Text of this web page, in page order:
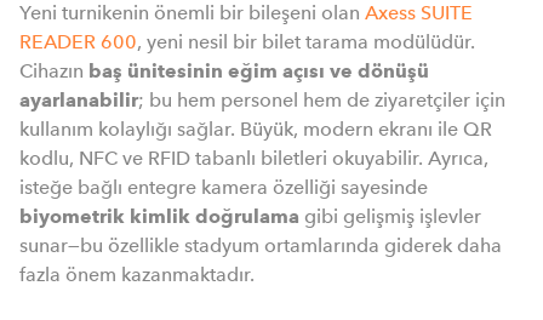
Yeni turnikenin önemli bir bileşeni olan Axess SUITE
READER 600, yeni nesil bir bilet tarama modülüdür.
Cihazın baş ünitesinin eğim açısı ve dönüşü
ayarlanabilir; bu hem personel hem de ziyaretçiler için
kullanım kolaylığı sağlar. Büyük, modern ekranı ile QR
kodlu, NFC ve RFID tabanlı biletleri okuyabilir. Ayrıca,
isteğe bağlı entegre kamera özelliği sayesinde
biyometrik kimlik doğrulama gibi gelişmiş işlevler
sunar—bu özellikle stadyum ortamlarında giderek daha
fazla önem kazanmaktadır.